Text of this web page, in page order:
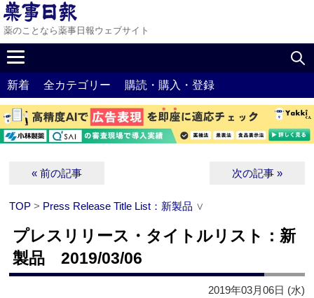
薬のことなら薬事日報ウェブサイト
新着 全カテゴリー 購読・購入・登録
« 前の記事 次の記事 »
TOP > Press Release Title List：新製品 ∨
プレスリリース・タイトルリスト：新
製品 2019/03/06
2019年03月06日 (水)